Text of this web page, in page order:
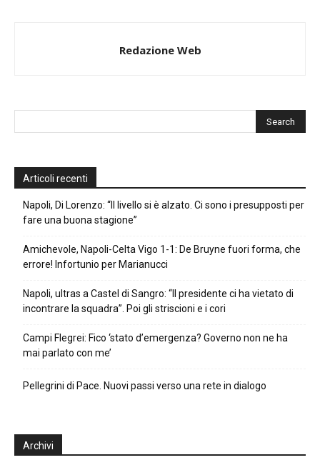
Redazione Web
Articoli recenti
Napoli, Di Lorenzo: “Il livello si è alzato. Ci sono i presupposti per
fare una buona stagione”
Amichevole, Napoli-Celta Vigo 1-1: De Bruyne fuori forma, che
errore! Infortunio per Marianucci
Napoli, ultras a Castel di Sangro: “Il presidente ci ha vietato di
incontrare la squadra”. Poi gli striscioni e i cori
Campi Flegrei: Fico ‘stato d’emergenza? Governo non ne ha
mai parlato con me’
Pellegrini di Pace. Nuovi passi verso una rete in dialogo
Archivi